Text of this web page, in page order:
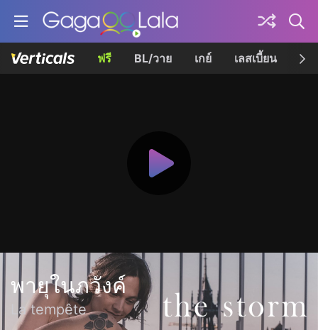
ฟรี BL/วาย เกย์ เลสเบี้ยน เค
พายุในภวังค์
La tempête